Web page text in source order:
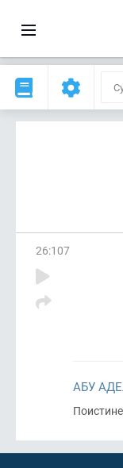
26:107
АБУ